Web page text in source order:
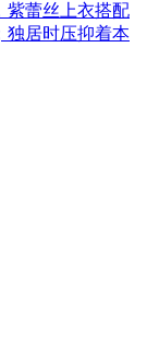
紫蕾丝上衣搭配
独居时压抑着本